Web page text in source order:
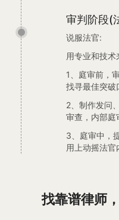
审判阶段(
说服法官:
用专业和技术
1、庭审前，
找寻最佳突破
2、制作发问
审查，内部庭
3、庭审中，
用上动摇法官
找靠谱律师